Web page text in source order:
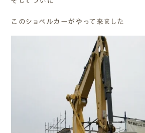
このショベルカーがやって来ました